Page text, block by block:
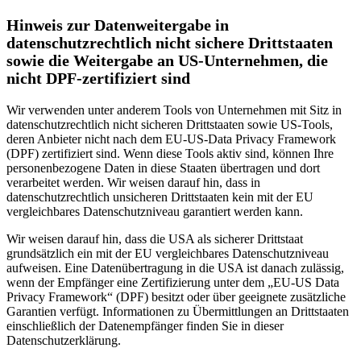
Hinweis zur Datenweitergabe in
datenschutzrechtlich nicht sichere Drittstaaten
sowie die Weitergabe an US-Unternehmen, die
nicht DPF-zertifiziert sind
Wir verwenden unter anderem Tools von Unternehmen mit Sitz in
datenschutzrechtlich nicht sicheren Drittstaaten sowie US-Tools,
deren Anbieter nicht nach dem EU-US-Data Privacy Framework
(DPF) zertifiziert sind. Wenn diese Tools aktiv sind, können Ihre
personenbezogene Daten in diese Staaten übertragen und dort
verarbeitet werden. Wir weisen darauf hin, dass in
datenschutzrechtlich unsicheren Drittstaaten kein mit der EU
vergleichbares Datenschutzniveau garantiert werden kann.
Wir weisen darauf hin, dass die USA als sicherer Drittstaat
grundsätzlich ein mit der EU vergleichbares Datenschutzniveau
aufweisen. Eine Datenübertragung in die USA ist danach zulässig,
wenn der Empfänger eine Zertifizierung unter dem „EU-US Data
Privacy Framework“ (DPF) besitzt oder über geeignete zusätzliche
Garantien verfügt. Informationen zu Übermittlungen an Drittstaaten
einschließlich der Datenempfänger finden Sie in dieser
Datenschutzerklärung.